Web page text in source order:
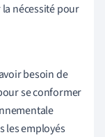
nécessité pour
besoin de
se conformer
les employés